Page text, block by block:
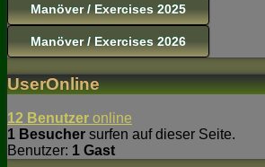
Manöver / Exercises 2025
Manöver / Exercises 2026
UserOnline
12 Benutzer online
1 Besucher surfen auf dieser Seite.
Benutzer: 1 Gast